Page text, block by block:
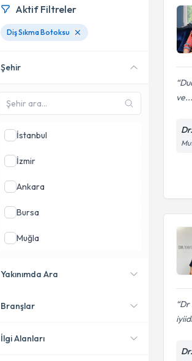
ve...
Dr
Aktif Filtreler
Diş Sıkma Botoksu
Şehir
İstanbul
İzmir
Ankara
Bursa
Muğla
Yakınımda Ara
Konumuma yakın uzmanları
Branşlar
İlgi Alanları